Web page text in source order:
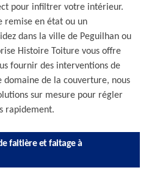
pour infiltrer votre intérieur.
remise en état ou un
dans la ville de Peguilhan ou
Histoire Toiture vous offre
fournir des interventions de
domaine de la couverture, nous
sur mesure pour régler
rapidement.
faitière et faitage à